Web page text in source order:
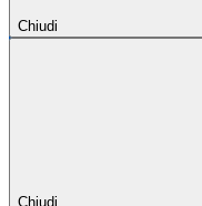
Chiudi
Chiudi